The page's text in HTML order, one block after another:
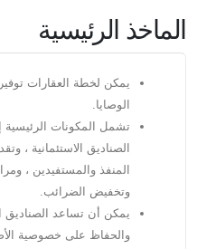
الماخذ الرئيسية
يمكن لخطة العقارات
الوصايا.
تشمل المكونات الرئيسية
الصناديق الاستئمانية ،
المنفذ والمستفيدين ،
وتخفيض الضرائب.
يمكن أن تساعد الصناديق
والحفاظ على خصوصية